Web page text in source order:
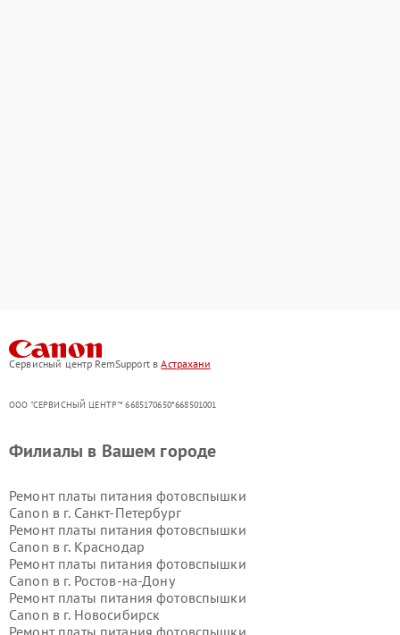
Сервисный центр RemSupport вАстрахани
ООО "СЕРВИСНЫЙ ЦЕНТР"* 6685170650*668501001
Филиалы в Вашем городе
Ремонт платы питания фотовспышки
Canon в г. Санкт-Петербург
Ремонт платы питания фотовспышки
Canon в г. Краснодар
Ремонт платы питания фотовспышки
Canon в г. Ростов-на-Дону
Ремонт платы питания фотовспышки
Canon в г. Новосибирск